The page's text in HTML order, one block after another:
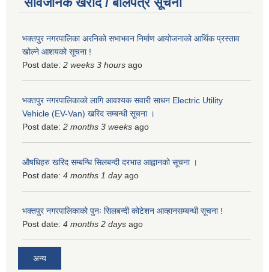
भक्तपुर नगरपालिका अरनिको सभाभवन निर्माण आयोजनाको आर्थिक प्रस्ताव
खोल्ने आशयको सूचना !
Post date: 2 weeks 3 hours ago
भक्तपुर नगरपालिकाकाे लागि आवश्यक सवारी साधन Electric Utility
Vehicle (EV-Van) खरिद सम्बन्धी सूचना ।
Post date: 2 months 3 weeks ago
औषधिहरु खरिद सम्बन्धि सिलबन्दी दरभाउ आह्वानको सूचना ।
Post date: 4 months 1 dayago
भक्तपुर नगरपालिकाको पुनः सिलबन्दी कोटेशन आव्हानसम्बन्धी सूचना !
Post date: 4 months 2 days ago
अन्य